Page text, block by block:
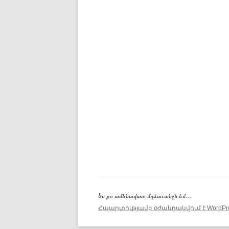
Ես քո ամենավատ մղձաւանջն եմ…
Հպարտությամբ օժանդակվում է